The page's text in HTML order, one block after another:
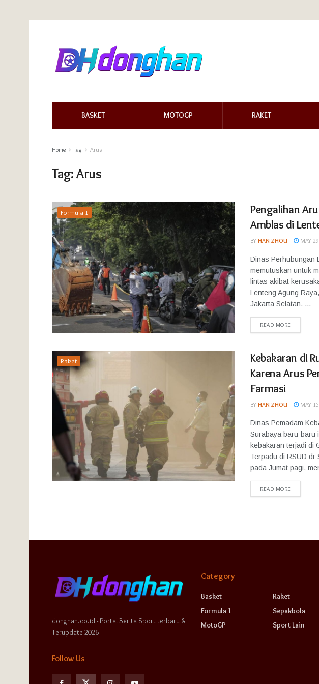
BASKET MOTOGP RAKET
Home Tag Arus
Tag:Arus
Formula 1
Pengalihan
Amblas di
BY HAN ZHOU MAY
Dinas Perhubungan
memutuskan untuk
lintas akibat
Lenteng Agung
Jakarta Selatan. ...
READ MORE
Raket
Kebakaran di
Karena Arus
Farmasi
BY HAN ZHOU MAY
Dinas Pemadam
Surabaya baru-baru
kebakaran terjadi di
Terpadu di RSUD
pada Jumat pagi,
READ MORE
donghan.co.id - Portal Berita Sport terbaru &
Terupdate 2026
Follow Us
Category
Basket
Formula 1
MotoGP
Raket
Sepakbola
Sport Lain